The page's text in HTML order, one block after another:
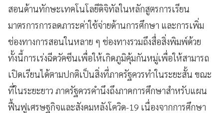
สอนด้านทักษะเทคโนโลยีดิจิทัลในหลักสูตรการเรียน
มาตรการการลดภาระค่าใช้จ่ายด้านการศึกษา และการเพิ่ม
ช่องทางการสอนในหลาย ๆ ช่องทางรวมถึงสื่อสิ่งพิมพ์ด้วย
ทั้งนี้การเร่งฉีดวัคซีนเพื่อให้เกิดภูมิคุ้มกันหมู่เพื่อให้สามารถ
เปิดเรียนได้ตามปกติเป็นสิ่งที่ภาครัฐควรทำในระยะสั้น ขณะ
ที่ในระยะยาว ภาครัฐควรคำนึงถึงภาคการศึกษาสำหรับแผน
ฟื้นฟูเศรษฐกิจและสังคมหลังโควิด-19 เนื่องจากการศึกษา